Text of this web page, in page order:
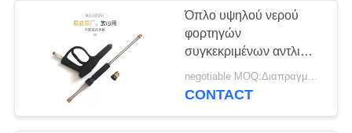
Όπλο υψηλού νερού
φορτηγών
συγκεκριμένων αντλιών
με το λεπτολόγο σχέδιο
negotiable MOQ:Διαπραγματεύσιμο
CONTACT